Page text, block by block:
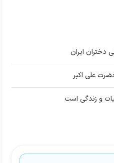
دختران ایران
علی اکبر
و زندگی است